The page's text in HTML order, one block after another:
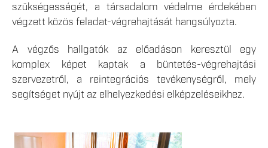
szükségességét, a társadalom védelme érdekében
végzett közös feladat-végrehajtását hangsúlyozta.
A végzős hallgatók az előadáson keresztül egy
komplex képet kaptak a büntetés-végrehajtási
szervezetről, a reintegrációs tevékenységről, mely
segítséget nyújt az elhelyezkedési elképzeléseikhez.